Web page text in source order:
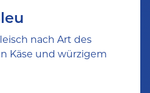
nach Art des
Käse und würzigem